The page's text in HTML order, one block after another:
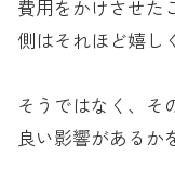
費用をかけさせた
側はそれほど嬉し
そうではなく、そ
良い影響があるか